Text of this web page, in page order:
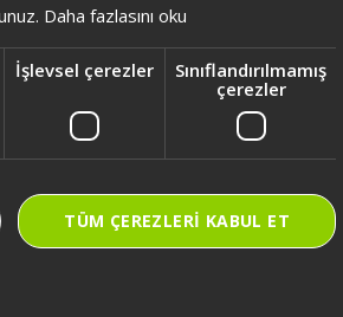
Daha fazlasını oku
İşlevsel çerezler
Sınıflandırılmamış
çerezler
TÜM ÇEREZLERI KABUL ET